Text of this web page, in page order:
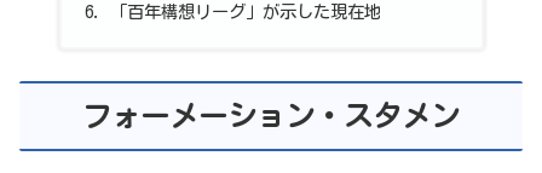
「百年構想リーグ」が示した現在地
フォーメーション・スタメン